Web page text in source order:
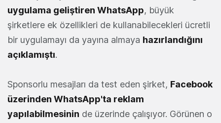
uygulama geliştiren WhatsApp, büyük
şirketlere ek özellikleri de kullanabilecekleri ücretli
bir uygulamayı da yayına almaya hazırlandığını
açıklamıştı.
Sponsorlu mesajları da test eden şirket, Facebook
üzerinden WhatsApp'ta reklam
yapılabilmesinin de üzerinde çalışıyor. Görünen o